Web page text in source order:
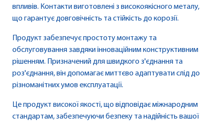
впливів. Контакти виготовлені з високоякісного металу,
що гарантує довговічність та стійкість до корозії.
Продукт забезпечує простоту монтажу та
обслуговування завдяки інноваційним конструктивним
рішенням. Призначений для швидкого з'єднання та
роз'єднання, він допомагає миттєво адаптувати слід до
різноманітних умов експлуатації.
Це продукт високої якості, що відповідає міжнародним
стандартам, забезпечуючи безпеку та надійність вашої